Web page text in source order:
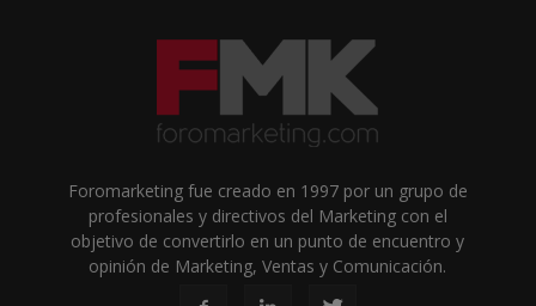
Foromarketing fue creado en 1997 por un grupo de
profesionales y directivos del Marketing con el
objetivo de convertirlo en un punto de encuentro y
opinión de Marketing, Ventas y Comunicación.